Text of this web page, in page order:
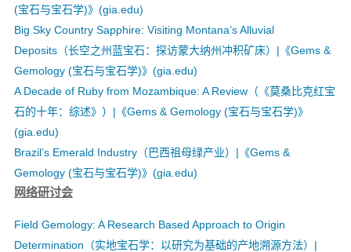
(宝石与宝石学)》(gia.edu)
Big Sky Country Sapphire: Visiting Montana’s Alluvial
Deposits（长空之州蓝宝石：探访蒙大纳州冲积矿床）|《Gems &
Gemology (宝石与宝石学)》(gia.edu)
A Decade of Ruby from Mozambique: A Review（《莫桑比克红宝
石的十年：综述》）|《Gems & Gemology (宝石与宝石学)》
(gia.edu)
Brazil’s Emerald Industry（巴西祖母绿产业）|《Gems &
Gemology (宝石与宝石学)》(gia.edu)
网络研讨会
Field Gemology: A Research Based Approach to Origin
Determination（实地宝石学：以研究为基础的产地溯源方法）|